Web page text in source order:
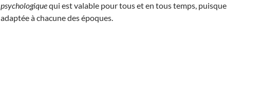
psychologiquequi est valable pour tous et en tous temps, puisque
adaptée à chacune des époques.